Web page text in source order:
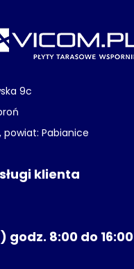
9c
powiat: Pabianice
klienta
8:00 do 16:00